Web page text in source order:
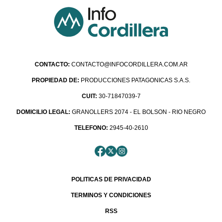
CONTACTO: CONTACTO@INFOCORDILLERA.COM.AR
PROPIEDAD DE: PRODUCCIONES PATAGONICAS S.A.S.
CUIT: 30-71847039-7
DOMICILIO LEGAL: GRANOLLERS 2074 - EL BOLSON - RIO NEGRO
TELEFONO: 2945-40-2610
POLITICAS DE PRIVACIDAD
TERMINOS Y CONDICIONES
RSS